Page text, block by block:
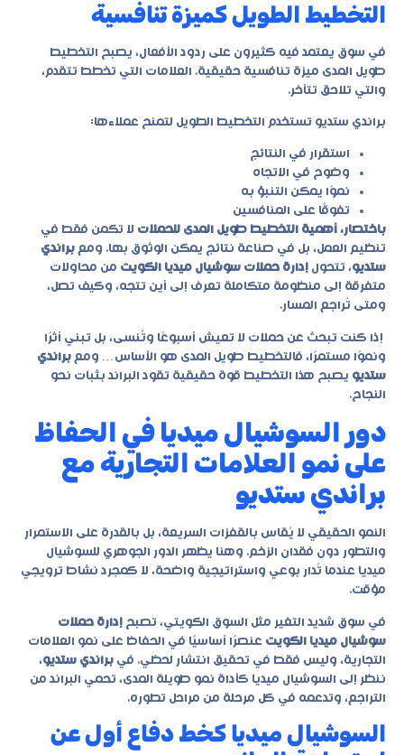
التخطيط الطويل كميزة تنافسية
في سوق يعتمد فيه كثيرون على ردود الأفعال، يصبح التخطيط
طويل المدى ميزة تنافسية حقيقية. العلامات التي تخطط تتقدم،
والتي تلاحق تتأخر.
براندي ستديو تستخدم التخطيط الطويل لتمنح عملاءها:
استقرار في النتائج
وضوح في الاتجاه
نموًا يمكن التنبؤ به
تفوقًا على المنافسين
باختصار، أهمية التخطيط طويل المدى للحملات لا تكمن فقط في
تنظيم العمل، بل في صناعة نتائج يمكن الوثوق بها. ومع براندي
ستديو، تتحول إدارة حملات سوشيال ميديا الكويت من محاولات
متفرقة إلى منظومة متكاملة تعرف إلى أين تتجه، وكيف تصل،
ومتى تُراجع المسار.
إذا كنت تبحث عن حملات لا تعيش أسبوعًا وتُنسى، بل تبني أثرًا
ونموًا مستمرًا، فالتخطيط طويل المدى هو الأساس… ومع براندي
ستديو يصبح هذا التخطيط قوة حقيقية تقود البراند بثبات نحو
النجاح.
دور السوشيال ميديا في الحفاظ
على نمو العلامات التجارية مع
براندي ستديو
النمو الحقيقي لا يُقاس بالقفزات السريعة، بل بالقدرة على الاستمرار
والتطور دون فقدان الزخم. وهنا يظهر الدور الجوهري للسوشيال
ميديا عندما تُدار بوعي واستراتيجية واضحة، لا كمجرد نشاط ترويجي
مؤقت.
في سوق شديد التغير مثل السوق الكويتي، تصبح إدارة حملات
سوشيال ميديا الكويت عنصرًا أساسيًا في الحفاظ على نمو العلامات
التجارية، وليس فقط في تحقيق انتشار لحظي. في براندي ستديو،
ننظر إلى السوشيال ميديا كأداة نمو طويلة المدى، تحمي البراند من
التراجع، وتدعمه في كل مرحلة من مراحل تطوره.
السوشيال ميديا كخط دفاع أول عن